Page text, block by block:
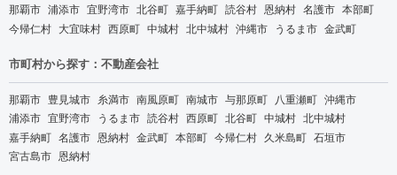
那覇市 浦添市 宜野湾市 北谷町 嘉手納町 読谷村 恩納村 名護市 本部町
今帰仁村 大宜味村 西原町 中城村 北中城村 沖縄市 うるま市 金武町
市町村から探す：不動産会社
那覇市 豊見城市 糸満市 南風原町 南城市 与那原町 八重瀬町 沖縄市
浦添市 宜野湾市 うるま市 読谷村 西原町 北谷町 中城村 北中城村
嘉手納町 名護市 恩納村 金武町 本部町 今帰仁村 久米島町 石垣市
宮古島市 恩納村